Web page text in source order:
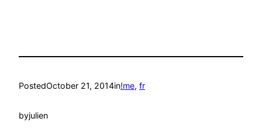
PostedOctober 21, 2014in!me, fr
byjulien